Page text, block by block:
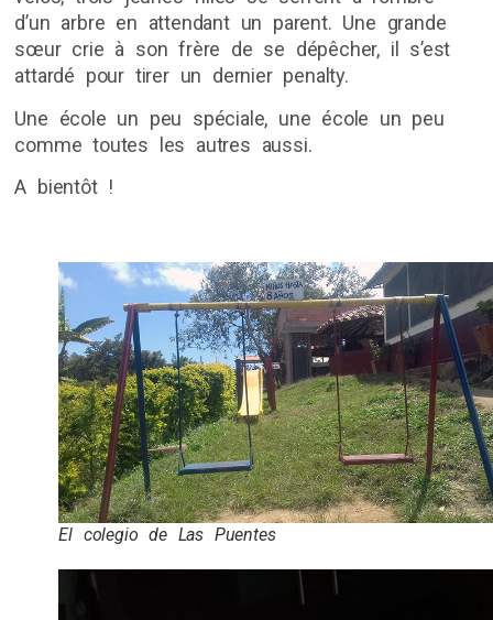
d’un arbre en attendant un parent. Une grande
sœur crie à son frère de se dépêcher, il s’est
attardé pour tirer un dernier penalty.
Une école un peu spéciale, une école un peu
comme toutes les autres aussi.
A bientôt !
El colegio de Las Puentes